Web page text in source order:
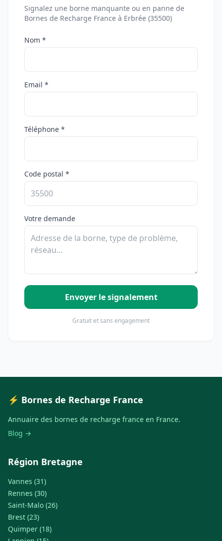
Signalez une borne manquante ou en panne de
Bornes de Recharge France à Erbrée (35500)
Nom *
Email *
Téléphone *
Code postal *
Votre demande
Envoyer le signalement
Gratuit et sans engagement
⚡ Bornes de Recharge France
Annuaire des bornes de recharge france en France.
Blog →
Région Bretagne
Vannes (31)
Rennes (30)
Saint-Malo (26)
Brest (23)
Quimper (18)